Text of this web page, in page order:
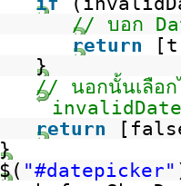
// บอก
return
}
// นอกนั้นเลือก
invalidDate
return
}
$( "#datepicker"